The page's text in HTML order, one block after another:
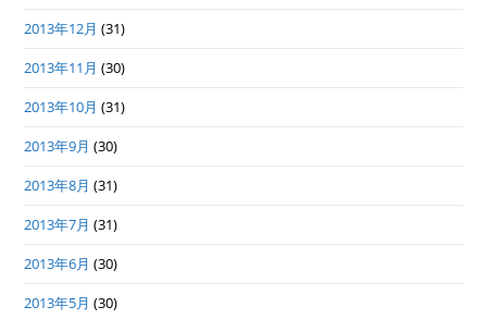
2013年12月 (31)
2013年11月 (30)
2013年10月 (31)
2013年9月 (30)
2013年8月 (31)
2013年7月 (31)
2013年6月 (30)
2013年5月 (30)